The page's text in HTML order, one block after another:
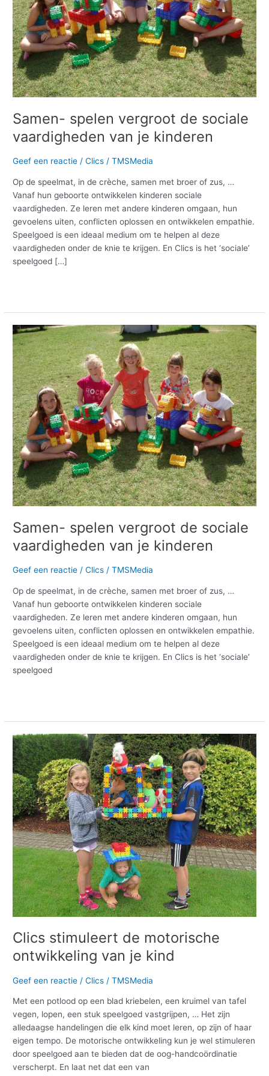
Samen- spelen vergroot de sociale
vaardigheden van je kinderen
Geef een reactie /Clics /TMSMedia
Op de speelmat, in de crèche, samen met broer of zus, …
Vanaf hun geboorte ontwikkelen kinderen sociale
vaardigheden. Ze leren met andere kinderen omgaan, hun
gevoelens uiten, conflicten oplossen en ontwikkelen empathie.
Speelgoed is een ideaal medium om te helpen al deze
vaardigheden onder de knie te krijgen. En Clics is het ‘sociale’
speelgoed […]
je
kinderen
Samen- spelen vergroot de sociale
vaardigheden van je kinderen
Geef een reactie /Clics /TMSMedia
Op de speelmat, in de crèche, samen met broer of zus, …
Vanaf hun geboorte ontwikkelen kinderen sociale
vaardigheden. Ze leren met andere kinderen omgaan, hun
gevoelens uiten, conflicten oplossen en ontwikkelen empathie.
Speelgoed is een ideaal medium om te helpen al deze
vaardigheden onder de knie te krijgen. En Clics is het ‘sociale’
speelgoed
Samen-
spelen
vergroot
de
sociale
vaardigheden
van
je
kinderen
Clics stimuleert de motorische
ontwikkeling van je kind
Geef een reactie /Clics /TMSMedia
Met een potlood op een blad kriebelen, een kruimel van tafel
vegen, lopen, een stuk speelgoed vastgrijpen, … Het zijn
alledaagse handelingen die elk kind moet leren, op zijn of haar
eigen tempo. De motorische ontwikkeling kun je wel stimuleren
door speelgoed aan te bieden dat de oog-handcoördinatie
verscherpt. En laat net dat een van
Clics
stimuleert
de
motorische
ontwikkeling
van
je
kind